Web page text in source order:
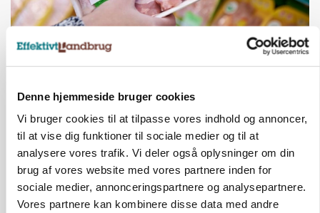
Denne hjemmeside bruger cookies
Vi bruger cookies til at tilpasse vores indhold og annoncer,
til at vise dig funktioner til sociale medier og til at
analysere vores trafik. Vi deler også oplysninger om din
brug af vores website med vores partnere inden for
sociale medier, annonceringspartnere og analysepartnere.
Vores partnere kan kombinere disse data med andre
presser markedet